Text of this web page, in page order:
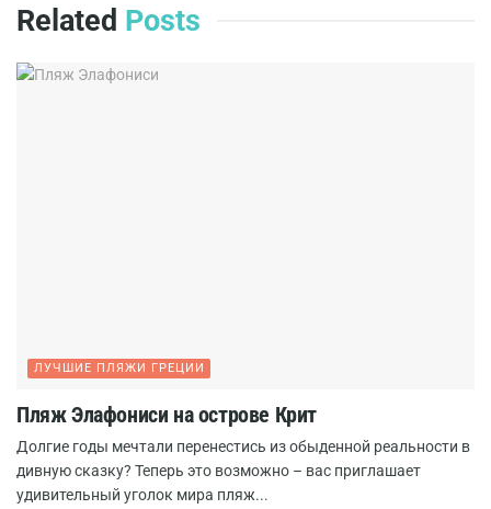
Related Posts
ЛУЧШИЕ ПЛЯЖИ ГРЕЦИИ
Пляж Элафониси на острове Крит
Долгие годы мечтали перенестись из обыденной реальности в
дивную сказку? Теперь это возможно – вас приглашает
удивительный уголок мира пляж...